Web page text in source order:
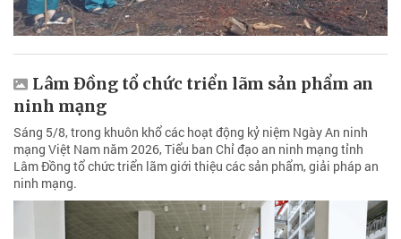
Lâm Đồng tổ chức triển lãm sản phẩm an
ninh mạng
Sáng 5/8, trong khuôn khổ các hoạt động kỷ niệm Ngày An ninh
mạng Việt Nam năm 2026, Tiểu ban Chỉ đạo an ninh mạng tỉnh
Lâm Đồng tổ chức triển lãm giới thiệu các sản phẩm, giải pháp an
ninh mạng.